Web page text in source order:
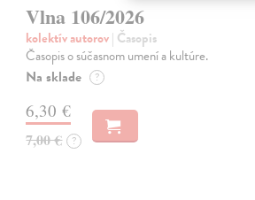
Vlna 106/2026
kolektív autorov| Časopis
Časopis o súčasnom umení a kultúre.
Na sklade ?
6,30 €
7,00 € ?